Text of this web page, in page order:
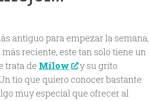
antiguo para empezar la semana,
reciente, este tan solo tiene un
trata de Milow
y su grito
tio que quiero conocer bastante
muy especial que ofrecer al